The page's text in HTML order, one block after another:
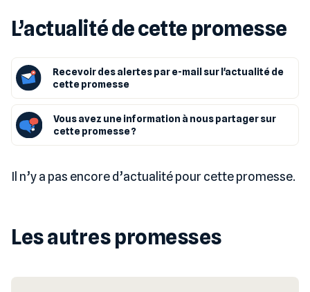
L’actualité de cette promesse
Recevoir des alertes par e-mail sur l'actualité de
cette promesse
Vous avez une information à nous partager sur
cette promesse ?
Il n’y a pas encore d’actualité pour cette promesse.
Les autres promesses